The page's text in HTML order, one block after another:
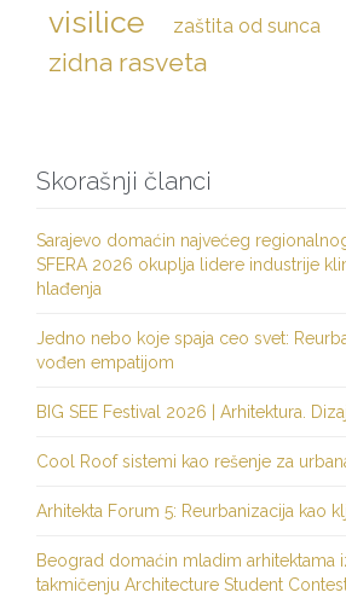
visilice zaštita od sunca
zidna rasveta
Skorašnji članci
Sarajevo domaćin najvećeg
SFERA 2026 okuplja lidere industrije
hlađenja
Jedno nebo koje spaja ceo svet:
vođen empatijom
BIG SEE Festival 2026 | Arhitektura.
Cool Roof sistemi kao rešenje za
Arhitekta Forum 5: Reurbanizacija kao
Beograd domaćin mladim arhitektama
takmičenju Architecture Student